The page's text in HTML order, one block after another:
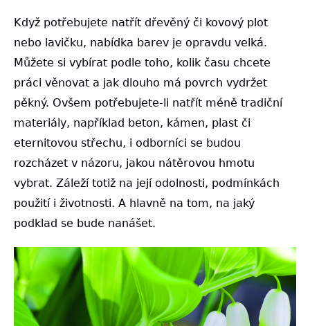
Když potřebujete natřít dřevěný či kovový plot
nebo lavičku, nabídka barev je opravdu velká.
Můžete si vybírat podle toho, kolik času chcete
práci věnovat a jak dlouho má povrch vydržet
pěkný. Ovšem potřebujete-li natřít méně tradiční
materiály, například beton, kámen, plast či
eternitovou střechu, i odborníci se budou
rozcházet v názoru, jakou nátěrovou hmotu
vybrat. Záleží totiž na její odolnosti, podmínkách
použití i životnosti. A hlavně na tom, na jaký
podklad se bude nanášet.